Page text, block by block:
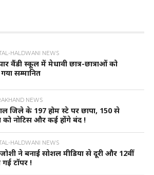
HALDWANI NEWS
वैंडी स्कूल में मेधावी छात्र-छात्राओं को
सम्मानित
NEWS
जिले के 197 होम स्टे पर छापा, 150 से
को नोटिस और कई होंगे बंद !
HALDWANI NEWS
जोशी ने बनाई सोशल मीडिया से दूरी और 12वीं
टॉपर !